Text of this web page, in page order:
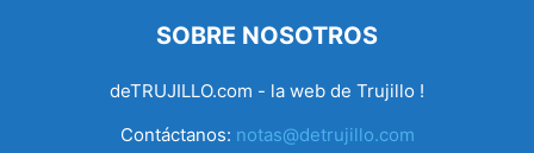
SOBRE NOSOTROS
deTRUJILLO.com - la web de Trujillo !
Contáctanos: notas@detrujillo.com